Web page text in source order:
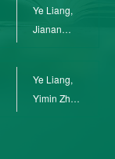
Ye Liang,
Jianan
Ye Liang,
Yimin Zhu,